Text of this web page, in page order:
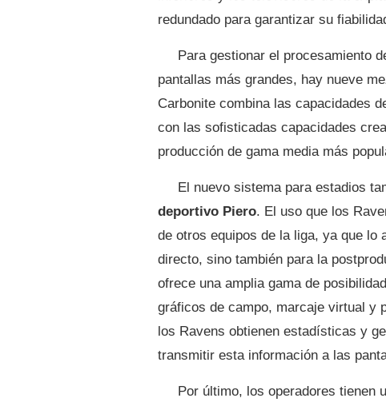
redundado para garantizar su
Para gestionar el procesamiento
pantallas más grandes, hay nueve
Carbonite combina las capacidades
con las sofisticadas capacidades
producción de gama media más
El nuevo sistema para estadios
deportivo Piero. El uso que los
de otros equipos de la liga, ya que lo
directo, sino también para la
ofrece una amplia gama de
gráficos de campo, marcaje virtual y
los Ravens obtienen estadísticas y
transmitir esta información a las
Por último, los operadores tienen